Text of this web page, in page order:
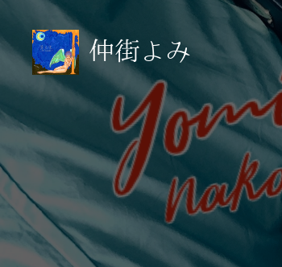
仲街よみ
~Yomi Nakamachi~